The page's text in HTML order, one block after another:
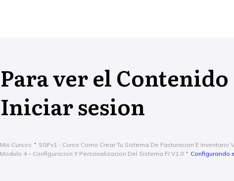
Para ver el Contenido
Iniciar sesion
Mis Cursos
SGFv1 - Curso Como Crear Tu Sistema De Facturacion E Inventario
Modulo 4 – Configuracion Y Personalizacion Del Sistema FI V1.0
Configurando